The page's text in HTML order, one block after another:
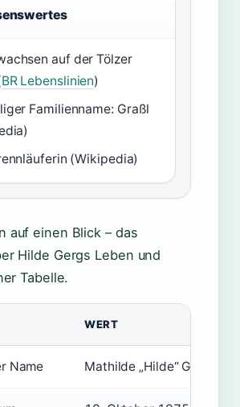
auf der Tölzer
BR Lebenslinien)
Familienname: Graßl
(Wikipedia)
auf einen Blick – das
Hilde Gergs Leben und
Tabelle.
WERT
Name Mathilde „Hilde“ Gerg